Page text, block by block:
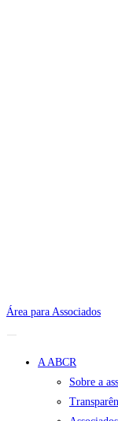
Área para Associados
A ABCR
Sobre a